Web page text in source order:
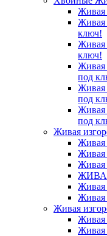
Живая
Живая
ключ!
Живая
ключ!
Живая
под
Живая
под
Живая
под
Живая
Живая
Живая
Живая
Живая
Живая
Живая
Живая
Живая